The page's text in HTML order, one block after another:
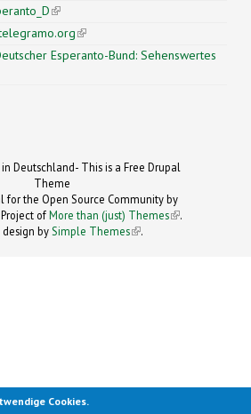
(link is external)
(link is external)
Esperanto-Bund: Sehenswertes
Deutschland- This is a Free Drupal
Theme
for the Open Source Community by
external)
Project ofMore than (just) Themes (link is
.
by Simple Themes
(link is
.
Cookies.